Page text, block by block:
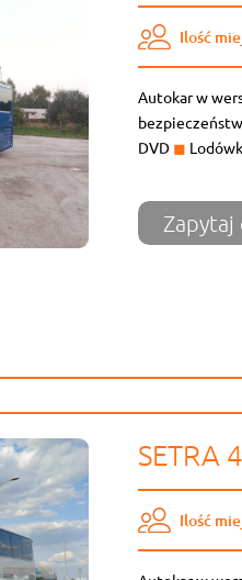
Ilość
Autokar w
DVD ◼
SETRA
Ilość